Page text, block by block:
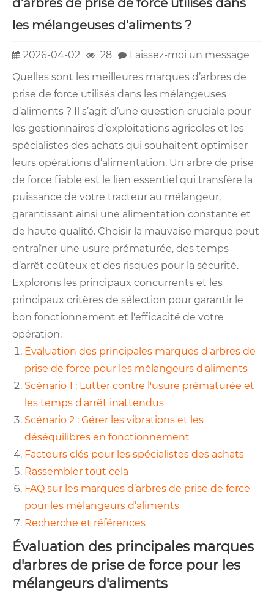
les mélangeuses d’aliments ?
2026-04-02 28
Laissez-moi un message
Quelles sont les meilleures marques d’arbres de
prise de force utilisés dans les mélangeuses
d’aliments ? Il s’agit d’une question cruciale pour
les gestionnaires d’exploitations agricoles et les
spécialistes des achats qui souhaitent optimiser
leurs opérations d’alimentation. Un arbre de prise
de force fiable est le lien essentiel qui transfère la
puissance de votre tracteur au mélangeur,
garantissant ainsi une alimentation constante et
de haute qualité. Choisir la mauvaise marque peut
entraîner une usure prématurée, des temps
d’arrêt coûteux et des risques pour la sécurité.
Explorons les principaux concurrents et les
principaux critères de sélection pour garantir le
bon fonctionnement et l'efficacité de votre
opération.
Évaluation des principales marques d'arbres de
prise de force pour les mélangeurs d'aliments
Scénario 1 : Lutter contre l'usure prématurée et
les temps d'arrêt inattendus
Scénario 2 : Gérer les vibrations et les
déséquilibres en fonctionnement
Facteurs clés pour les spécialistes des achats
Rassembler tout cela
FAQ sur les marques d’arbres de prise de force
pour les mélangeurs d’aliments
Recherche et références
Évaluation des principales marques
d'arbres de prise de force pour les
mélangeurs d'aliments